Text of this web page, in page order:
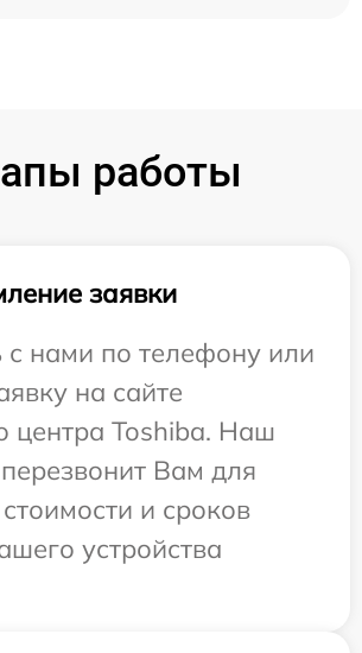
работы
заявки
с нами по телефону или
на сайте
центра Toshiba. Наш
Вам для
и сроков
устройства